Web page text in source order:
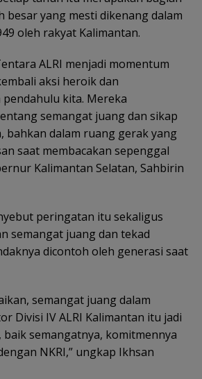
besar yang mesti dikenang dalam
oleh rakyat Kalimantan.
ALRI menjadi momentum
aksi heroik dan
kita. Mereka
semangat juang dan sikap
bahkan dalam ruang gerak yang
saat membacakan sepenggal
Kalimantan Selatan, Sahbirin
peringatan itu sekaligus
semangat juang dan tekad
dicontoh oleh generasi saat
semangat juang dalam
Divisi IV ALRI Kalimantan itu jadi
semangatnya, komitmennya
NKRI,” ungkap Ikhsan